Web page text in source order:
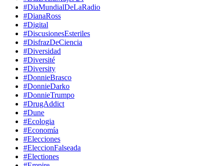
#DiaMundialDeLaRadio
#DianaRoss
#Digital
#DiscusionesEsteriles
#DisfrazDeCiencia
#Diversidad
#Diversité
#Diversity
#DonnieBrasco
#DonnieDarko
#DonnieTrumpo
#DrugAddict
#Dune
#Ecologia
#Economía
#Elecciones
#EleccionFalseada
#Electiones